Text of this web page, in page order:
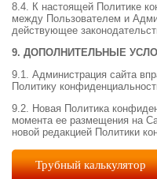
8.4. К настоящей Политике
между Пользователем и
действующее
9. ДОПОЛНИТЕЛЬНЫЕ
9.1. Администрация сайта
Политику
9.2. Новая Политика
момента ее размещения на
новой редакцией Политики
Трубный калькулятор